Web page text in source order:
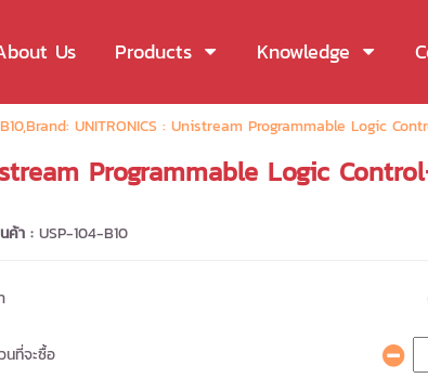
Us Products Knowledge
UNITRONICS : Unistream Programmable Logic
Programmable Logic
ค้า : USP-104-B10
นที่จะซื้อ